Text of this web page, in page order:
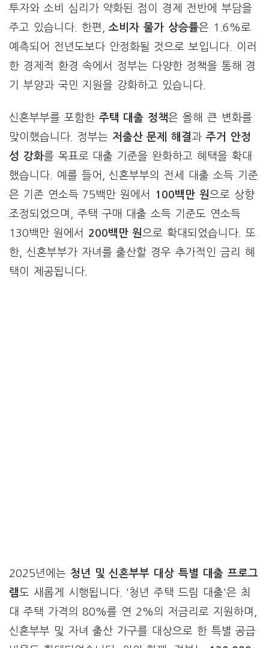
투자와 소비 심리가 약화된 점이 경제 전반에 부담을
주고 있습니다. 한편,소비자 물가 상승률은 1.6%로
예측되어 전년도보다 안정화될 것으로 보입니다. 이러
한 경제적 환경 속에서 정부는 다양한 정책을 통해 경
기 부양과 국민 지원을 강화하고 있습니다.
신혼부부를 포함한 주택 대출 정책은 올해 큰 변화를
맞이했습니다. 정부는 저출산 문제 해결과주거 안정
성 강화를 목표로 대출 기준을 완화하고 혜택을 확대
했습니다. 예를 들어, 신혼부부의 전세 대출 소득 기준
은 기존 연소득 75백만 원에서
100백만 원으로 상향
조정되었으며, 주택 구매 대출 소득 기준도 연소득
130백만 원에서 200백만 원으로 확대되었습니다. 또
한, 신혼부부가 자녀를 출산할 경우 추가적인 금리 혜
택이 제공됩니다.
2025년에는 청년 및 신혼부부 대상 특별 대출 프로그
램 도 새롭게 시행됩니다. '청년 주택 드림 대출'은 최
대 주택 가격의 80%를 연 2%의 저금리로 지원하며,
신혼부부 및 자녀 출산 가구를 대상으로 한 특별 공급